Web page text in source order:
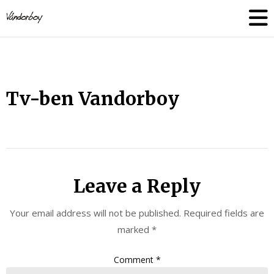
to
content
Tv-ben Vandorboy
Leave a Reply
Your email address will not be published. Required fields are
marked *
Comment *